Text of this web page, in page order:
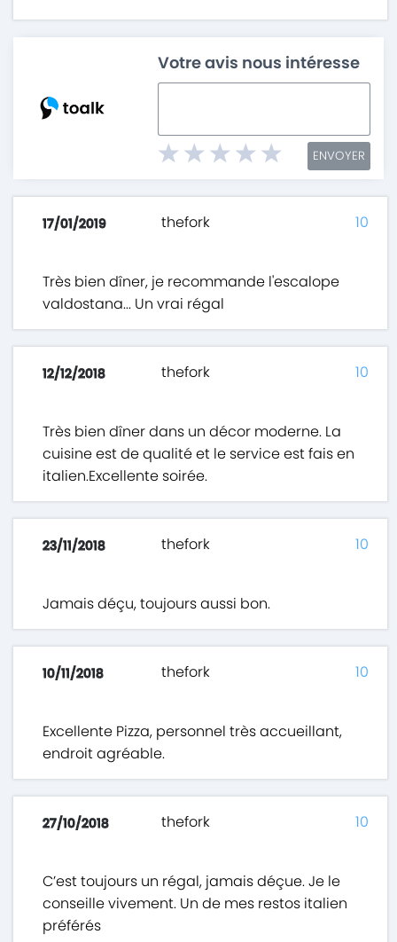
Votre avis nous intéresse
ENVOYER
17/01/2019 thefork
Très bien dîner, je recommande l'escalope
valdostana... Un vrai régal
10
12/12/2018 thefork
Très bien dîner dans un décor moderne. La
cuisine est de qualité et le service est fais en
italien.Excellente soirée.
10
23/11/2018 thefork
Jamais déçu, toujours aussi bon.
10
10/11/2018 thefork
Excellente Pizza, personnel très accueillant,
endroit agréable.
10
27/10/2018 thefork
C’est toujours un régal, jamais déçue. Je le
conseille vivement. Un de mes restos italien
préférés
10